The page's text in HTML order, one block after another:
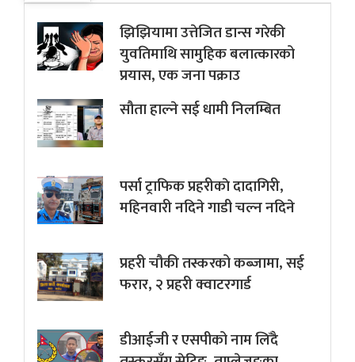
झिझियामा उत्तेजित डान्स गरेकी
युवतिमाथि सामुहिक बलात्कारको
प्रयास, एक जना पक्राउ
सौता हाल्ने सई धामी निलम्बित
पर्सा ट्राफिक प्रहरीकाे दादागिरी,
महिनवारी नदिने गाडी चल्न नदिने
प्रहरी चौकी तस्करको कब्जामा, सई
फरार, २ प्रहरी क्वाटरगार्ड
डीआईजी र एसपीको नाम लिँदै